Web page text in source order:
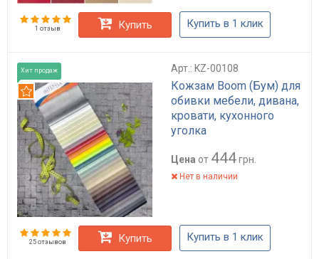
1 отзыв Купить Купить в 1 клик
Хит продаж Арт.: KZ-00108
Кожзам Boom (Бум) для
обивки мебели, дивана,
кровати, кухонного
уголка
Рекомендуем
Цена от 444грн.
Нет в наличии
25 отзывов Купить Купить в 1 клик